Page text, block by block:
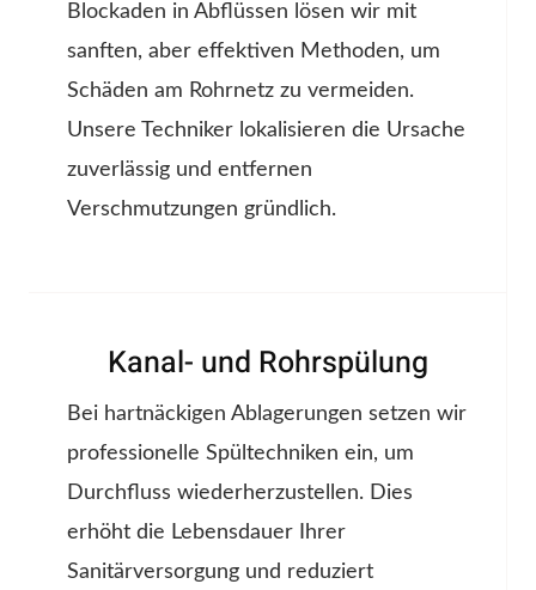
Blockaden in Abflüssen lösen wir mit
sanften, aber effektiven Methoden, um
Schäden am Rohrnetz zu vermeiden.
Unsere Techniker lokalisieren die Ursache
zuverlässig und entfernen
Verschmutzungen gründlich.
Kanal- und Rohrspülung
Bei hartnäckigen Ablagerungen setzen wir
professionelle Spültechniken ein, um
Durchfluss wiederherzustellen. Dies
erhöht die Lebensdauer Ihrer
Sanitärversorgung und reduziert